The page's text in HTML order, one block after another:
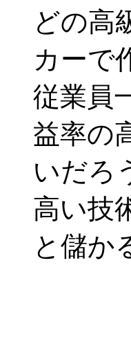
どの高
カーで
従業員
益率の
いだろ
高い技
と儲か